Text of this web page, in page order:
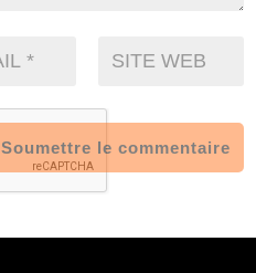
Soumettre le commentaire